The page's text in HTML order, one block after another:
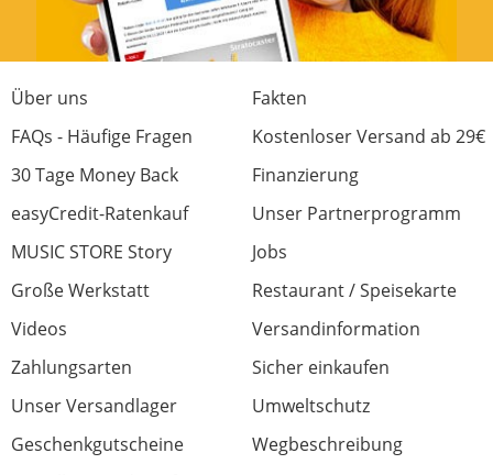
Über uns
Fakten
FAQs - Häufige Fragen
Kostenloser Versand ab 29€
30 Tage Money Back
Finanzierung
easyCredit-Ratenkauf
Unser Partnerprogramm
MUSIC STORE Story
Jobs
Große Werkstatt
Restaurant / Speisekarte
Videos
Versandinformation
Zahlungsarten
Sicher einkaufen
Unser Versandlager
Umweltschutz
Geschenkgutscheine
Wegbeschreibung